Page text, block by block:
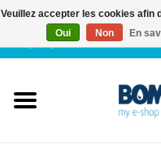
FR|
Veuillez accepter les cookies afin
Oui
Non En